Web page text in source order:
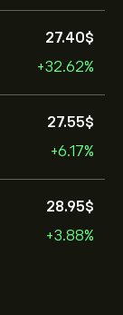
27.40‎$‎
+32.62%
27.55‎$‎
+6.17%
28.95‎$‎
+3.88%